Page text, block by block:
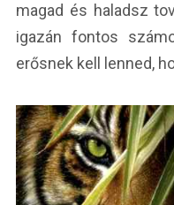
magad és haladsz
igazán fontos
erősnek kell lenned,